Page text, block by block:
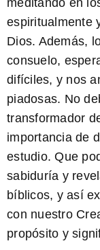
espiritualmente
Dios. Además,
consuelo,
difíciles, y nos
piadosas. No
transformador
importancia de
estudio. Que
sabiduría y
bíblicos, y así
con nuestro
propósito y